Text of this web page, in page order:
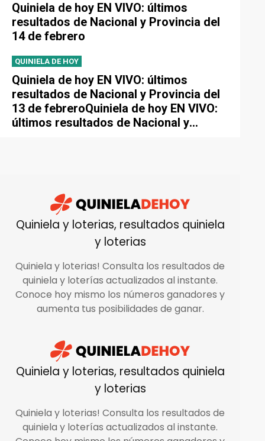
Quiniela de hoy EN VIVO: últimos
resultados de Nacional y Provincia del
14 de febrero
QUINIELA DE HOY
Quiniela de hoy EN VIVO: últimos
resultados de Nacional y Provincia del
13 de febreroQuiniela de hoy EN VIVO:
últimos resultados de Nacional y